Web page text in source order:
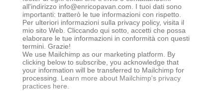
all'indirizzo info@enricopavan.com. I tuoi dati sono
importanti: tratterò le tue informazioni con rispetto.
Per ulteriori informazioni sulla privacy policy, visita il
mio sito Web. Cliccando qui sotto, accetti che possa
elaborare le tue informazioni in conformità con questi
termini. Grazie!
We use Mailchimp as our marketing platform. By
clicking below to subscribe, you acknowledge that
your information will be transferred to Mailchimp for
processing. Learn more about Mailchimp's privacy
practices here.